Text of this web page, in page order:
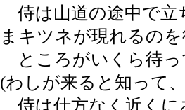
侍は山道の途中で立
まキツネが現れるの
ところがいくら待っ
(わしが来ると知って
侍は仕方なく近くに